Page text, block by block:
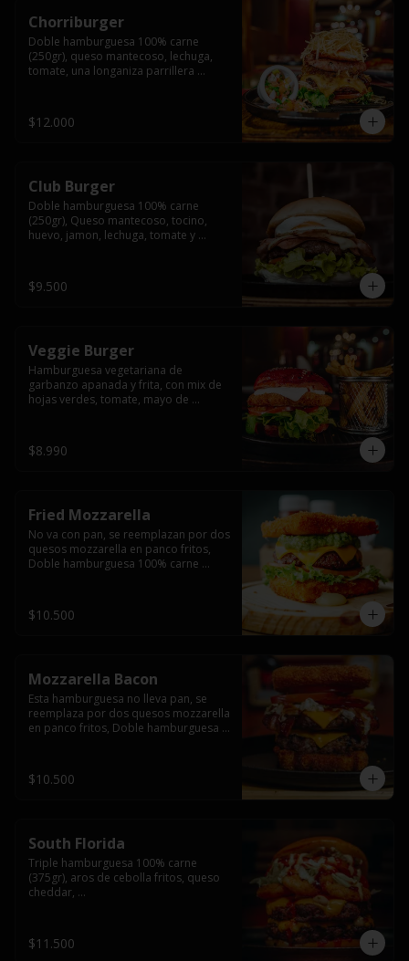
Chorriburger
Doble hamburguesa 100% carne
(250gr), queso mantecoso, lechuga,
tomate, una longaniza parrillera
papas fritas.
$12.000
Club Burger
Doble hamburguesa 100% carne
(250gr), Queso mantecoso, tocino,
huevo, jamon, lechuga, tomate y
$9.500
Veggie Burger
Hamburguesa vegetariana de
garbanzo apanada y frita, con mix de
hojas verdes, tomate, mayo de
$8.990
Fried Mozzarella
No va con pan, se reemplazan por dos
quesos mozzarella en panco fritos,
Doble hamburguesa 100% carne
$10.500
Mozzarella Bacon
Esta hamburguesa no lleva pan, se
reemplaza por dos quesos mozzarella
en panco fritos, Doble hamburguesa
salsa BBQ acompañado de papas
fritas.
$10.500
South Florida
Triple hamburguesa 100% carne
(375gr), aros de cebolla fritos, queso
cheddar,
$11.500